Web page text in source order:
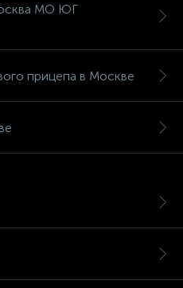
МО ЮГ
прицепа в Москве